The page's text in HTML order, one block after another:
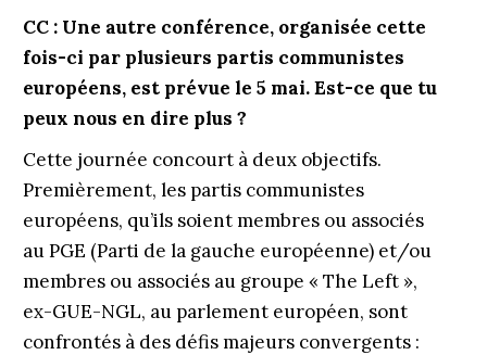
CC : Une autre conférence, organisée cette
fois-ci par plusieurs partis communistes
européens, est prévue le 5 mai. Est-ce que tu
peux nous en dire plus ?
Cette journée concourt à deux objectifs.
Premièrement, les partis communistes
européens, qu’ils soient membres ou associés
au PGE (Parti de la gauche européenne) et/ou
membres ou associés au groupe « The Left »,
ex-GUE-NGL, au parlement européen, sont
confrontés à des défis majeurs convergents :